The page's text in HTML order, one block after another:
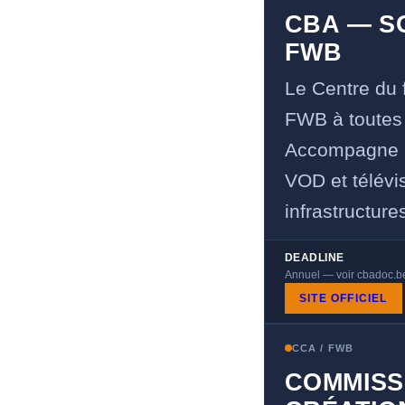
CBA —
FWB
Le Centre du
FWB à
VOD et
DEADLINE
Annuel — voir
SITE OFFICIEL
CCA / FWB